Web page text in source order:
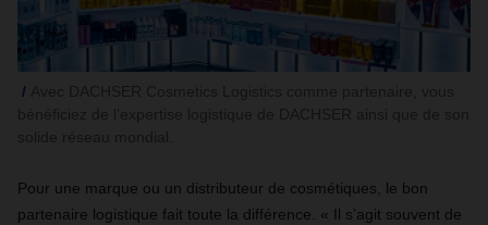
Pour une marque ou un distributeur de cosmétiques, le bon
partenaire logistique fait toute la différence. « Il s’agit souvent de